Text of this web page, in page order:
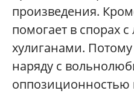
произведения.
помогает в спорах
хулиганами.
наряду с
оппозиционностью